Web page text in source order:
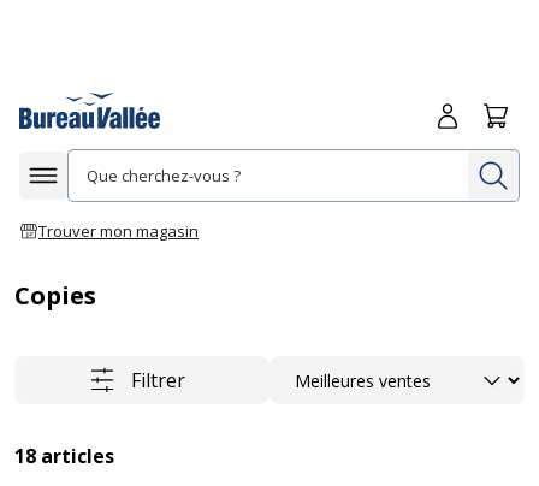
Afficher la navigation
Trouver mon magasin
Me
Copies
Filtrer Trier
18 articles